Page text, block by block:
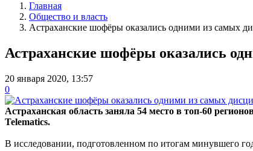
Главная
Общество и власть
Астраханские шофёры оказались одними из самых
Астраханские шофёры оказались
20 января 2020, 13:57
0
Астраханская область заняла 54 место в топ-60
Telematics.
В исследовании, подготовленном по итогам минувшего